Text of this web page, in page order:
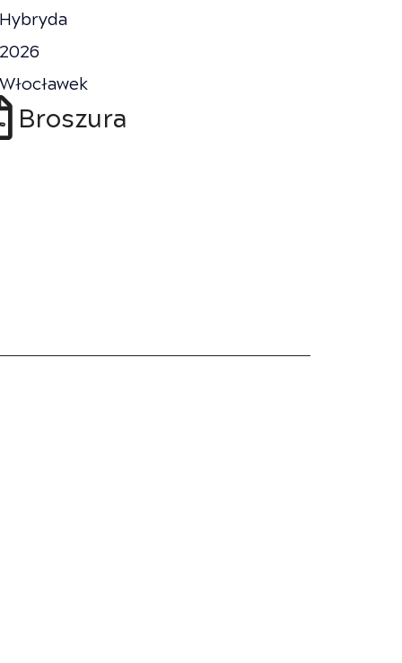
Hybryda
2026
Włocławek
Broszura